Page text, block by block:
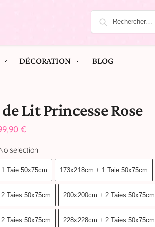
DÉCORATION BLOG
Lit Princesse Rose
€
selection
Taie 50x75cm 173x218cm + 1 Taie 50x75cm
Taies 50x75cm 200x200cm + 2 Taies 50x75cm
Taies 50x75cm 228x228cm + 2 Taies 50x75cm